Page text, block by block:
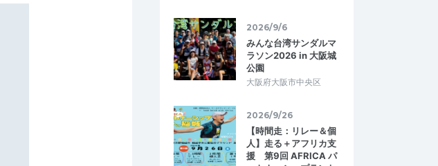
2026/9/6
みんな台湾サンダルマ
ラソン2026 in 大阪城
公園
大阪府大阪市中央区
2026/9/26
【時間走：リレー＆個
人】走る＋アフリカ支
援 第9回 AFRICA パ